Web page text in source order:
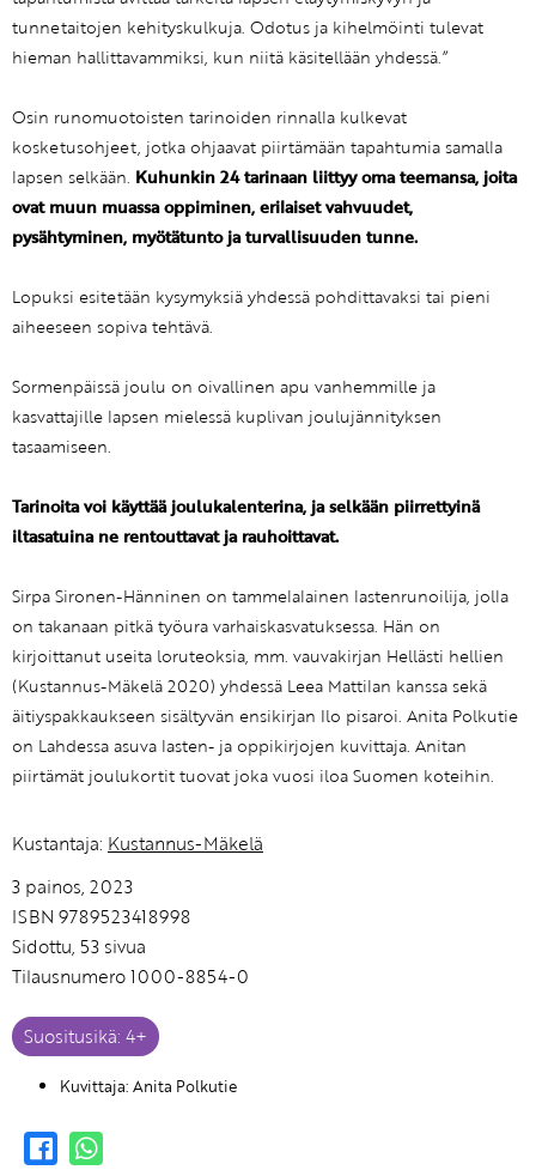
tunnetaitojen kehityskulkuja. Odotus ja kihelmöinti tulevat
hieman hallittavammiksi, kun niitä käsitellään yhdessä.”
Osin runomuotoisten tarinoiden rinnalla kulkevat
kosketusohjeet, jotka ohjaavat piirtämään tapahtumia samalla
lapsen selkään. Kuhunkin 24 tarinaan liittyy oma teemansa, joita
ovat muun muassa oppiminen, erilaiset vahvuudet,
pysähtyminen, myötätunto ja turvallisuuden tunne.
Lopuksi esitetään kysymyksiä yhdessä pohdittavaksi tai pieni
aiheeseen sopiva tehtävä.
Sormenpäissä joulu on oivallinen apu vanhemmille ja
kasvattajille lapsen mielessä kuplivan joulujännityksen
tasaamiseen.
Tarinoita voi käyttää joulukalenterina, ja selkään piirrettyinä
iltasatuina ne rentouttavat ja rauhoittavat.
Sirpa Sironen-Hänninen on tammelalainen lastenrunoilija, jolla
on takanaan pitkä työura varhaiskasvatuksessa. Hän on
kirjoittanut useita loruteoksia, mm. vauvakirjan Hellästi hellien
(Kustannus-Mäkelä 2020) yhdessä Leea Mattilan kanssa sekä
äitiyspakkaukseen sisältyvän ensikirjan Ilo pisaroi. Anita Polkutie
on Lahdessa asuva lasten- ja oppikirjojen kuvittaja. Anitan
piirtämät joulukortit tuovat joka vuosi iloa Suomen koteihin.
Kustantaja: Kustannus-Mäkelä
3 painos, 2023
ISBN 9789523418998
Sidottu, 53 sivua
Tilausnumero 1000-8854-0
Suositusikä: 4+
Kuvittaja: Anita Polkutie